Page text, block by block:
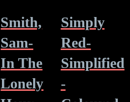
Smith,
Sam-
In The
Lonely
Simply
Red-
Simplified
-